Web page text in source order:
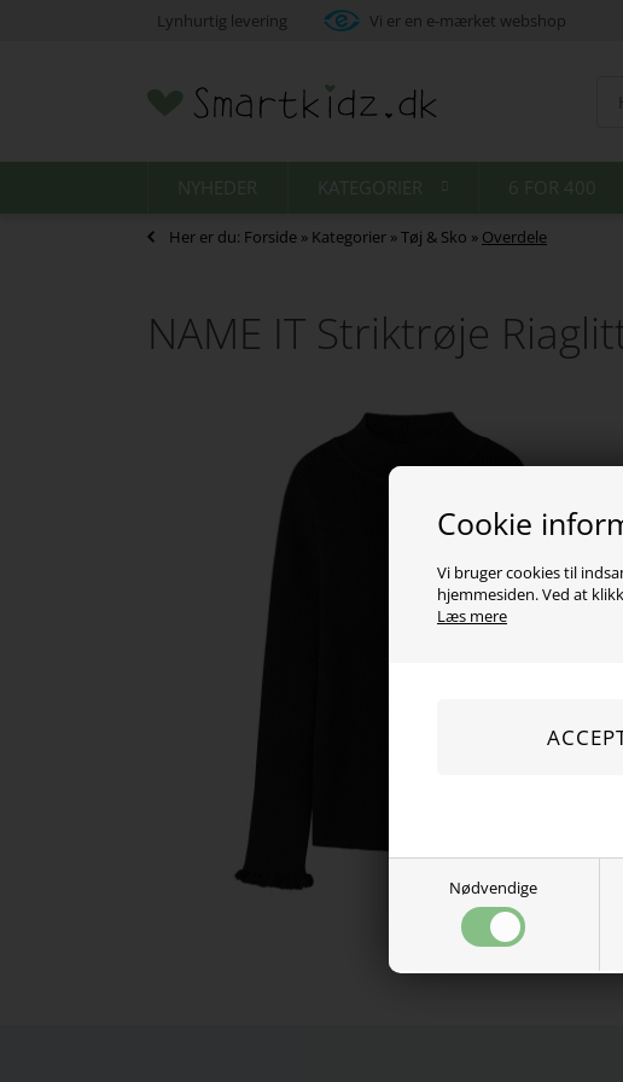
Cookie
Vi bruger cookies til
hjemmesiden. Ved at
Læs mere
Nødvendige
Lynhurtig levering Vi er en e-mærket webshop
NYHEDER KATEGORIER 6 FOR 400
Her er du: Forside » Kategorier »Tøj & Sko » Overdele
NAME IT Striktrøje